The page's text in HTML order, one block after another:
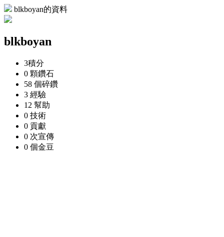
blkboyan的資料
blkboyan
3積分
0 顆鑽石
58 個碎鑽
3 經驗
12 幫助
0 技術
0 貢獻
0 次宣傳
0 個金豆